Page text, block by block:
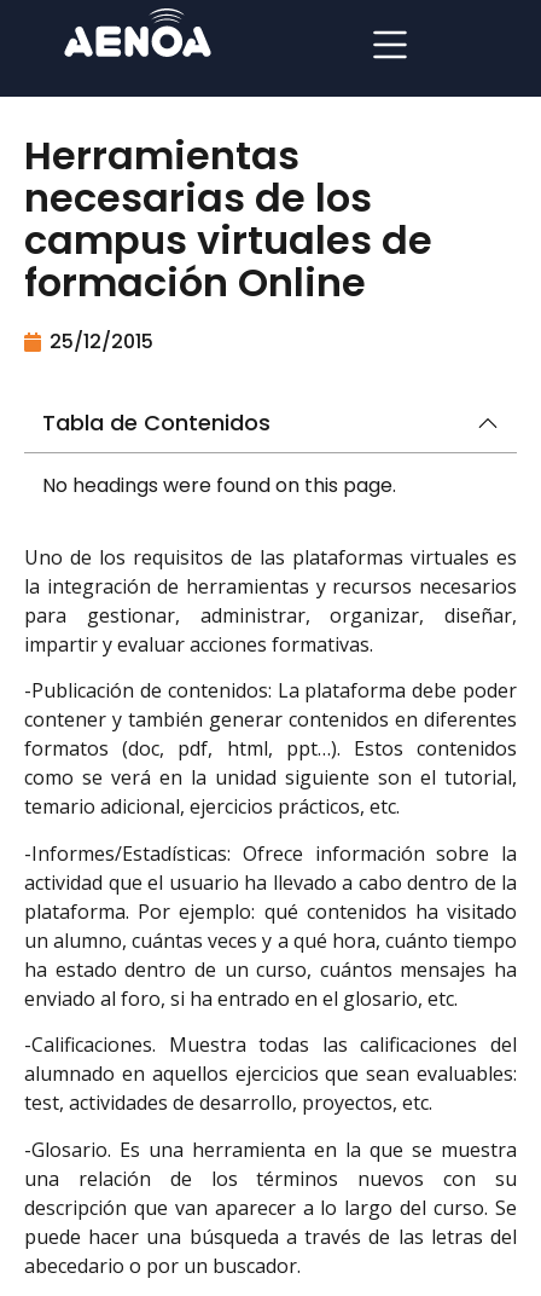
Herramientas
necesarias de los
campus virtuales de
formación Online
25/12/2015
Tabla de Contenidos
No headings were found on this page.
Uno de los requisitos de las plataformas virtuales es
la integración de herramientas y recursos necesarios
para gestionar, administrar, organizar, diseñar,
impartir y evaluar acciones formativas.
-Publicación de contenidos: La plataforma debe poder
contener y también generar contenidos en diferentes
formatos (doc, pdf, html, ppt…). Estos contenidos
como se verá en la unidad siguiente son el tutorial,
temario adicional, ejercicios prácticos, etc.
-Informes/Estadísticas: Ofrece información sobre la
actividad que el usuario ha llevado a cabo dentro de la
plataforma. Por ejemplo: qué contenidos ha visitado
un alumno, cuántas veces y a qué hora, cuánto tiempo
ha estado dentro de un curso, cuántos mensajes ha
enviado al foro, si ha entrado en el glosario, etc.
-Calificaciones. Muestra todas las calificaciones del
alumnado en aquellos ejercicios que sean evaluables:
test, actividades de desarrollo, proyectos, etc.
-Glosario. Es una herramienta en la que se muestra
una relación de los términos nuevos con su
descripción que van aparecer a lo largo del curso. Se
puede hacer una búsqueda a través de las letras del
abecedario o por un buscador.